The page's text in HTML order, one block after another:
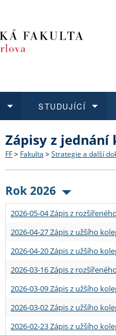
Struktura a historie
Strategie a další
Podpora a benefity pro
Absolventi fakulty
Co studovat a jak se
Učitelské studijní
Informace k průběhu
STUDUJÍCÍ
Bakalářské a magisterské
Doktorské studium
Rigorózní řízení
O vědě a výzkumu na FF
Akademické kvalifikace
Granty a projekty
Aktuální nabídky a
Vyjíždějící studenti
Přijíždějící studenti
Vyjíždějící zaměstnanci
Zápisy z jednání
FF > Fakulta > Strategie a další
Rok 2026
2026-05-04 Zápis z
2026-04-27 Zápis z užšího
2026-04-20 Zápis z užšího
2026-03-16 Zápis z
2026-03-09 Zápis z užšího
2026-03-02 Zápis z užšího
2026-02-23 Zápis z užšího